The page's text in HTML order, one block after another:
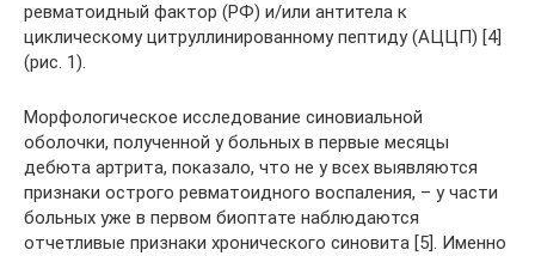
ревматоидный фактор (РФ) и/или антитела к
циклическому цитруллинированному пептиду (АЦЦП) [4]
(рис. 1).
Морфологическое исследование синовиальной
оболочки, полученной у больных в первые месяцы
дебюта артрита, показало, что не у всех выявляются
признаки острого ревматоидного воспаления, – у части
больных уже в первом биоптате наблюдаются
отчетливые признаки хронического синовита [5]. Именно